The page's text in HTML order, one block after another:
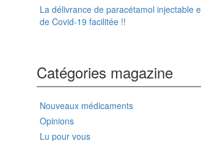
La délivrance de paracétamol injectable
de Covid-19 facilitée !!
Catégories magazine
Nouveaux médicaments
Opinions
Lu pour vous